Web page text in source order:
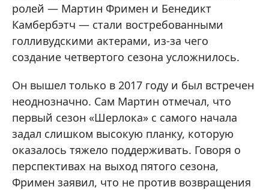
ролей — Мартин Фримен и Бенедикт
Камбербэтч — стали востребованными
голливудскими актерами, из-за чего
создание четвертого сезона усложнилось.
Он вышел только в 2017 году и был встречен
неоднозначно. Сам Мартин отмечал, что
первый сезон «Шерлока» с самого начала
задал слишком высокую планку, которую
оказалось тяжело поддерживать. Говоря о
перспективах на выход пятого сезона,
Фримен заявил, что не против возвращения